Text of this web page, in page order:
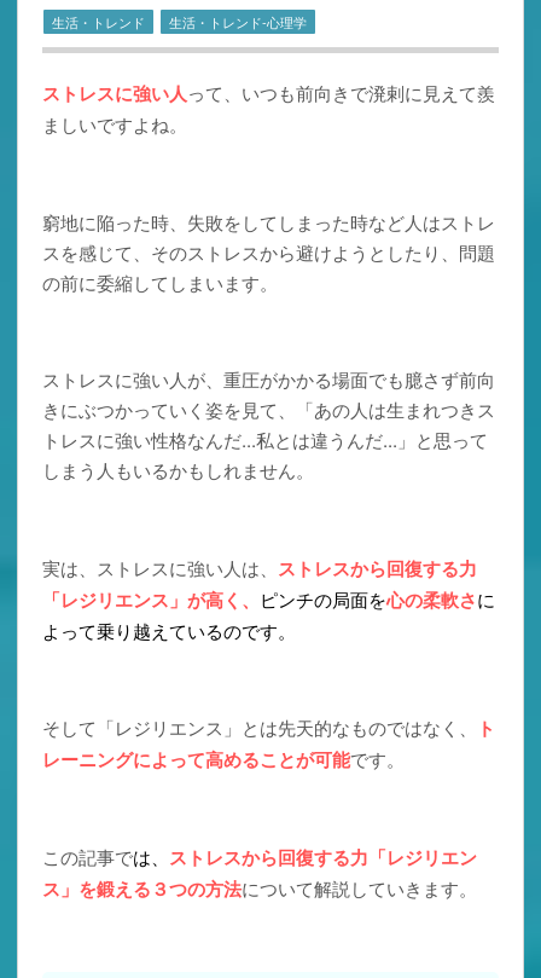
生活・トレンド 生活・トレンド-心理学
ストレスに強い人って、いつも前向きで溌剌に見えて羨
ましいですよね。
窮地に陥った時、失敗をしてしまった時など人はストレ
スを感じて、そのストレスから避けようとしたり、問題
の前に委縮してしまいます。
ストレスに強い人が、重圧がかかる場面でも臆さず前向
きにぶつかっていく姿を見て、「あの人は生まれつきス
トレスに強い性格なんだ...私とは違うんだ...」と思って
しまう人もいるかもしれません。
実は、ストレスに強い人は、 ストレスから回復する力
「レジリエンス」が高く、 ピンチの局面を心の柔軟さに
よって乗り越えているのです。
そして「レジリエンス」とは先天的なものではなく、
ト
レーニングによって高めることが可能です。
この記事では、 ストレスから回復する力「レジリエン
ス」を鍛える３つの方法について解説していきます。